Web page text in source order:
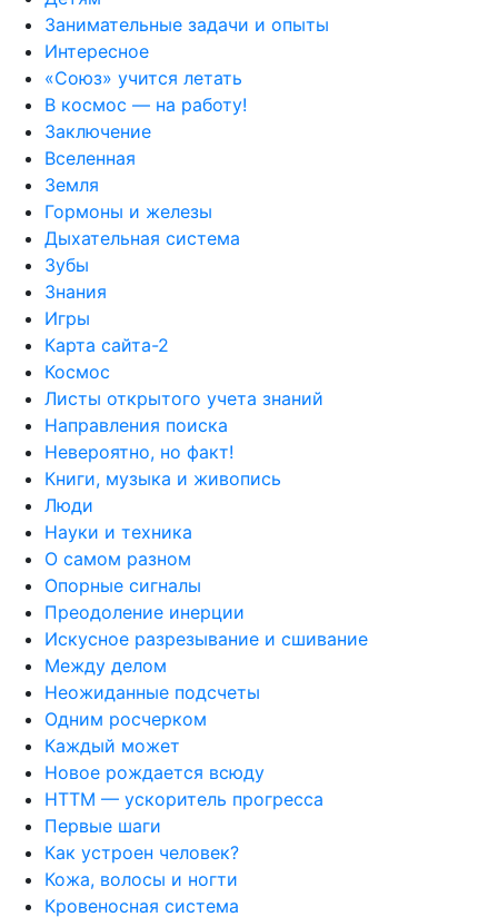
Занимательные задачи и опыты
Интересное
«Союз» учится летать
В космос — на работу!
Заключение
Вселенная
Земля
Гормоны и железы
Дыхательная система
Зубы
Знания
Игры
Карта сайта-2
Космос
Листы открытого учета знаний
Направления поиска
Невероятно, но факт!
Книги, музыка и живопись
Люди
Науки и техника
О самом разном
Опорные сигналы
Преодоление инерции
Искусное разрезывание и сшивание
Между делом
Неожиданные подсчеты
Одним росчерком
Каждый может
Новое рождается всюду
НТТМ — ускоритель прогресса
Первые шаги
Как устроен человек?
Кожа, волосы и ногти
Кровеносная система